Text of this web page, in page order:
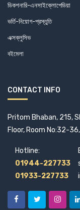
ডিকশনারি-এনসাইক্লোপেডিয়া
ভর্তি-নিয়োগ-প্রস্তুতি
এক্সক্লুসিভ
বইমেলা
CONTACT INFO
Pritom Bhaban, 215,
Floor, Room No:32-
Hotline:
01944-227733
01933-227733